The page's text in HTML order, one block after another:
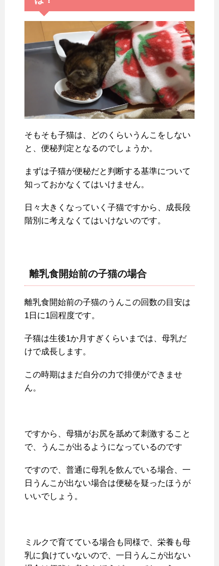
そもそも子猫は、どのくらいうんこをしない
と、便秘判定となるのでしょうか。
まずは子猫が便秘だと判断する基準について
知っておかなくてはいけません。
日々大きくなっていく子猫ですから、成長段
階別に考えなくてはいけないのです。
離乳食開始前の子猫の場合
離乳食開始前の子猫のうんこの回数の目安は
1日に1回程度です。
子猫は生後1か月すぎくらいまでは、母乳だ
けで成長します。
この時期はまだ自分の力で排便ができませ
ん。
ですから、母猫がお尻を舐めて刺激すること
で、うんこが出るようになっているのです
ですので、普通に母乳を飲んでいる場合、一
日うんこが出ない場合は便秘を疑ったほうが
いいでしょう。
ミルクで育てている場合も同様で、栄養も母
乳に負けていないので、一日うんこが出ない